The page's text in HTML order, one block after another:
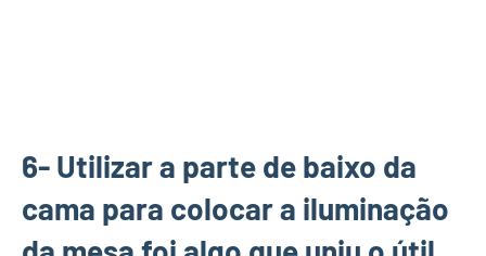
6- Utilizar a parte de baixo da
cama para colocar a iluminação